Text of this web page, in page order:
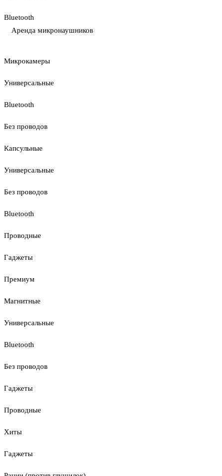
Bluetooth
Аренда микронаушников
Микрокамеры
Универсальные
Bluetooth
Без проводов
Капсульные
Универсальные
Без проводов
Bluetooth
Проводные
Гаджеты
Премиум
Магнитные
Универсальные
Bluetooth
Без проводов
Гаджеты
Проводные
Хиты
Гаджеты